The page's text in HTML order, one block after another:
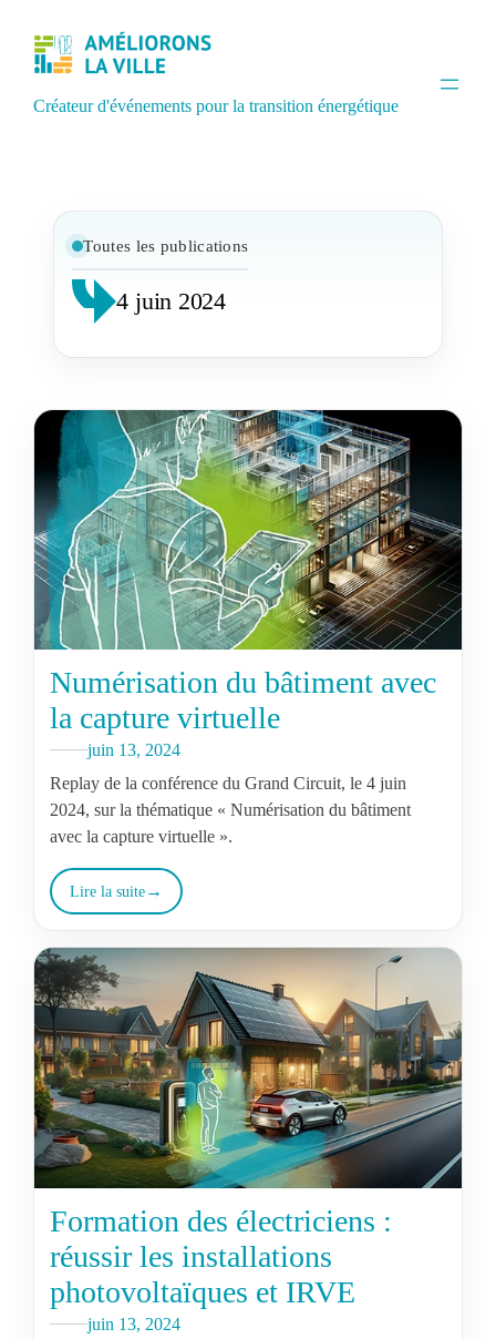
Créateur d'événements pour la transition énergétique
Toutes les publications
4 juin 2024
Numérisation du bâtiment avec
la capture virtuelle
juin 13, 2024
Replay de la conférence du Grand Circuit, le 4 juin
2024, sur la thématique « Numérisation du bâtiment
avec la capture virtuelle ».
Lire la suite
Formation des électriciens :
réussir les installations
photovoltaïques et IRVE
juin 13, 2024